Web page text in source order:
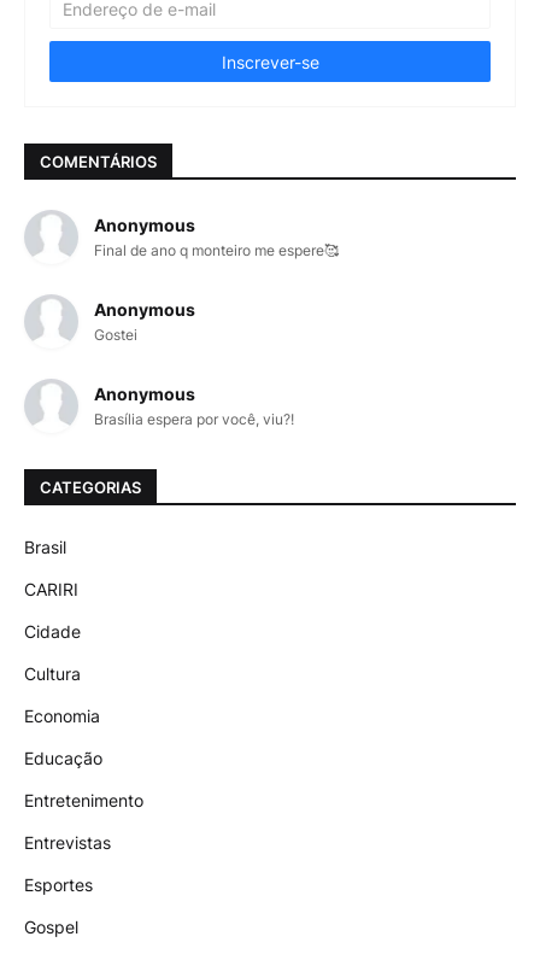
COMENTÁRIOS
Anonymous
Final de ano q monteiro me espere🥰
Anonymous
Gostei
Anonymous
Brasília espera por você, viu?!
CATEGORIAS
Brasil
CARIRI
Cidade
Cultura
Economia
Educação
Entretenimento
Entrevistas
Esportes
Gospel